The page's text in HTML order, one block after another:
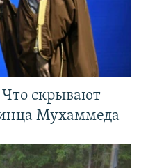
скрывают
Мухаммеда